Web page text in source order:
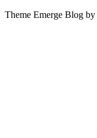
Theme Emerge Blog by